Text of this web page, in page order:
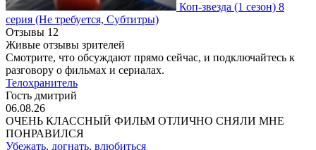
Коп-звезда (1 сезон) 8
серия (Не требуется, Субтитры)
Отзывы 12
Живые отзывы зрителей
Смотрите, что обсуждают прямо сейчас, и подключайтесь к
разговору о фильмах и сериалах.
Телохранитель
Гость дмитрий
06.08.26
ОЧЕНЬ КЛАССНЫЙ ФИЛЬМ ОТЛИЧНО СНЯЛИ МНЕ
ПОНРАВИЛСЯ
Убежать, догнать, влюбиться